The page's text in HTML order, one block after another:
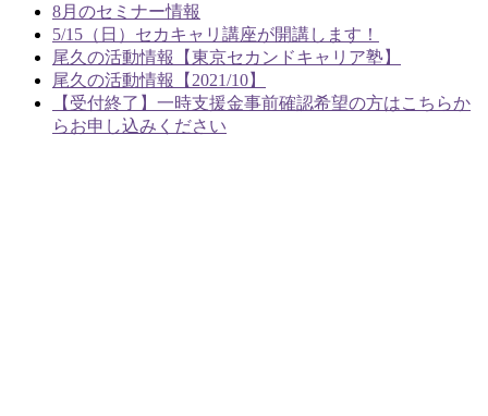
8月のセミナー情報
5/15（日）セカキャリ講座が開講します！
尾久の活動情報【東京セカンドキャリア塾】
尾久の活動情報【2021/10】
【受付終了】一時支援金事前確認希望の方はこちらか
らお申し込みください